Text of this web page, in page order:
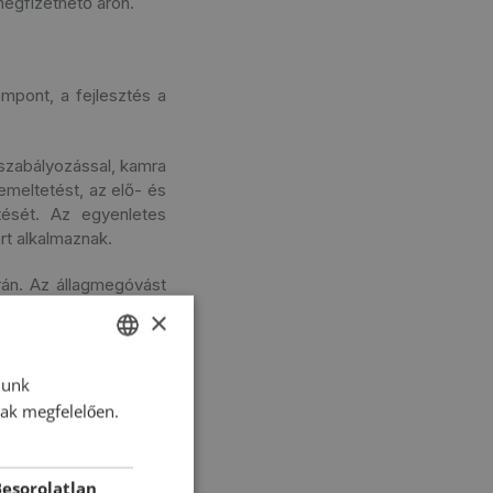
a fejlesztés a
kamra
az elő- és
Az egyenletes
alkalmaznak.
Az állagmegóvást
biztosítja, amely a
ENGLISH
×
megfelelően.